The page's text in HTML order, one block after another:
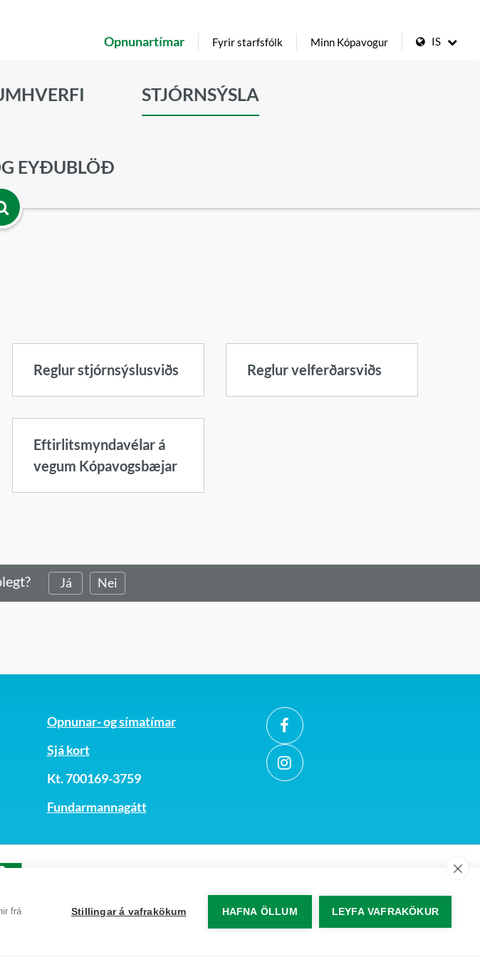
frá
Stillingar á vafrakökum HAFNA ÖLLUM LEYFA VAFRAKÖKUR
STJÓRNSÝSLA
EYÐUBLÖÐ
Opna
Opnunartímar Fyrir starfsfólk Minn Kópavogur IS
Reglur stjórnsýslusviðs Reglur velferðarsviðs
Eftirlitsmyndavélar á
vegum Kópavogsbæjar
Já Nei
Opnunar- og símatímar
Sjá kort
Kt. 700169-3759
Fundarmannagátt